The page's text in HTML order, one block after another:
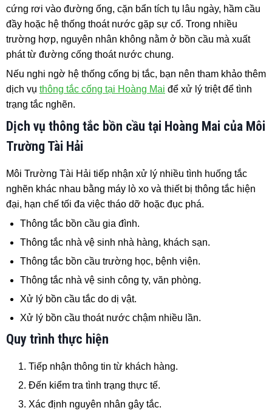
cứng rơi vào đường ống, cặn bẩn tích tụ lâu ngày, hầm cầu
đầy hoặc hệ thống thoát nước gặp sự cố. Trong nhiều
trường hợp, nguyên nhân không nằm ở bồn cầu mà xuất
phát từ đường cống thoát nước chung.
Nếu nghi ngờ hệ thống cống bị tắc, bạn nên tham khảo thêm
dịch vụ thông tắc cống tại Hoàng Mai để xử lý triệt để tình
trạng tắc nghẽn.
Dịch vụ thông tắc bồn cầu tại Hoàng Mai của Môi
Trường Tài Hải
Môi Trường Tài Hải tiếp nhận xử lý nhiều tình huống tắc
nghẽn khác nhau bằng máy lò xo và thiết bị thông tắc hiện
đại, hạn chế tối đa việc tháo dỡ hoặc đục phá.
Thông tắc bồn cầu gia đình.
Thông tắc nhà vệ sinh nhà hàng, khách sạn.
Thông tắc bồn cầu trường học, bệnh viện.
Thông tắc nhà vệ sinh công ty, văn phòng.
Xử lý bồn cầu tắc do dị vật.
Xử lý bồn cầu thoát nước chậm nhiều lần.
Quy trình thực hiện
Tiếp nhận thông tin từ khách hàng.
Đến kiểm tra tình trạng thực tế.
Xác định nguyên nhân gây tắc.